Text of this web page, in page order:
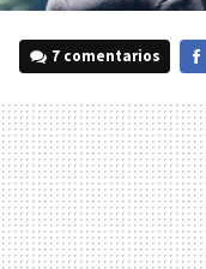
7 comentarios